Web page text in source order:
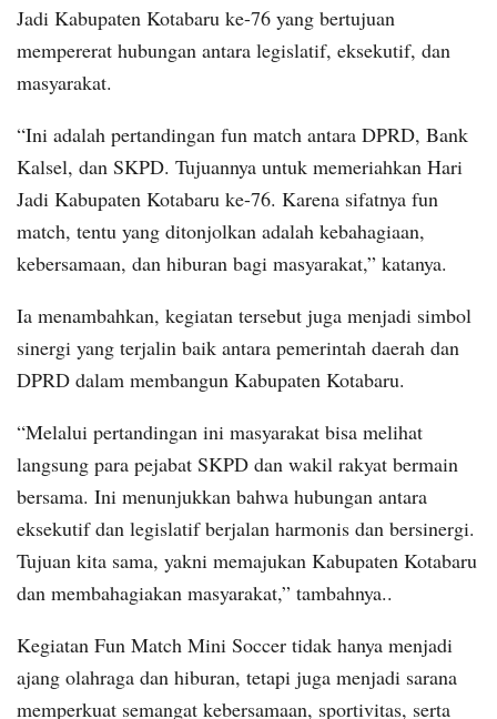
Jadi Kabupaten Kotabaru ke-76 yang bertujuan
mempererat hubungan antara legislatif, eksekutif, dan
masyarakat.
“Ini adalah pertandingan fun match antara DPRD, Bank
Kalsel, dan SKPD. Tujuannya untuk memeriahkan Hari
Jadi Kabupaten Kotabaru ke-76. Karena sifatnya fun
match, tentu yang ditonjolkan adalah kebahagiaan,
kebersamaan, dan hiburan bagi masyarakat,” katanya.
Ia menambahkan, kegiatan tersebut juga menjadi simbol
sinergi yang terjalin baik antara pemerintah daerah dan
DPRD dalam membangun Kabupaten Kotabaru.
“Melalui pertandingan ini masyarakat bisa melihat
langsung para pejabat SKPD dan wakil rakyat bermain
bersama. Ini menunjukkan bahwa hubungan antara
eksekutif dan legislatif berjalan harmonis dan bersinergi.
Tujuan kita sama, yakni memajukan Kabupaten Kotabaru
dan membahagiakan masyarakat,” tambahnya..
Kegiatan Fun Match Mini Soccer tidak hanya menjadi
ajang olahraga dan hiburan, tetapi juga menjadi sarana
memperkuat semangat kebersamaan, sportivitas, serta